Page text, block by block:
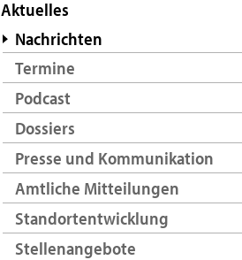
Aktuelles
Nachrichten
Termine
Podcast
Dossiers
Presse und Kommunikation
Amtliche Mitteilungen
Standortentwicklung
Stellenangebote